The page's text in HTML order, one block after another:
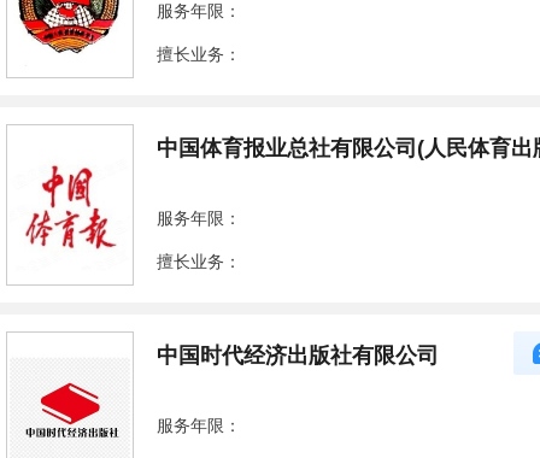
服务年限：
擅长业务：
中国体育报业总社有限公司(人民体育出
服务年限：
擅长业务：
中国时代经济出版社有限公司
服务年限：